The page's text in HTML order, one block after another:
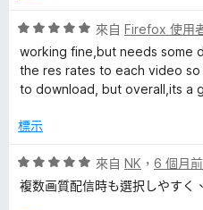
分
滿
5
分
評
價
5
分
滿
5
分
來自 Firefox 使用
working fine,but needs some
the res rates to each video
to download, but overall,its a
標示
評
價
來自 NK ， 6 個月前
複数画質配信時も選択しやすく